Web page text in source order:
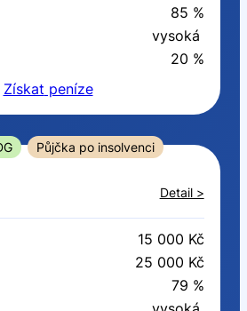
85 %
vysoká
20 %
Získat peníze
Půjčka po insolvenci
Detail >
15 000 Kč
25 000 Kč
79 %